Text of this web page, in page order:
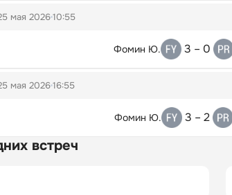
мая 202610:55
Фомин Ю. 3 – 0
мая 202616:55
Фомин Ю. 3 – 2
встреч